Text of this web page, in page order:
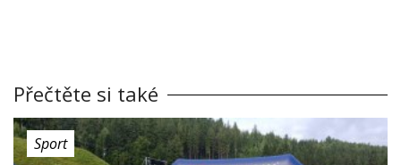
Přečtěte si také
Sport